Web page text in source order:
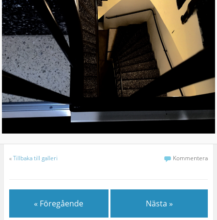
«Tillbaka till galleri Kommentera
« Föregående Nästa »